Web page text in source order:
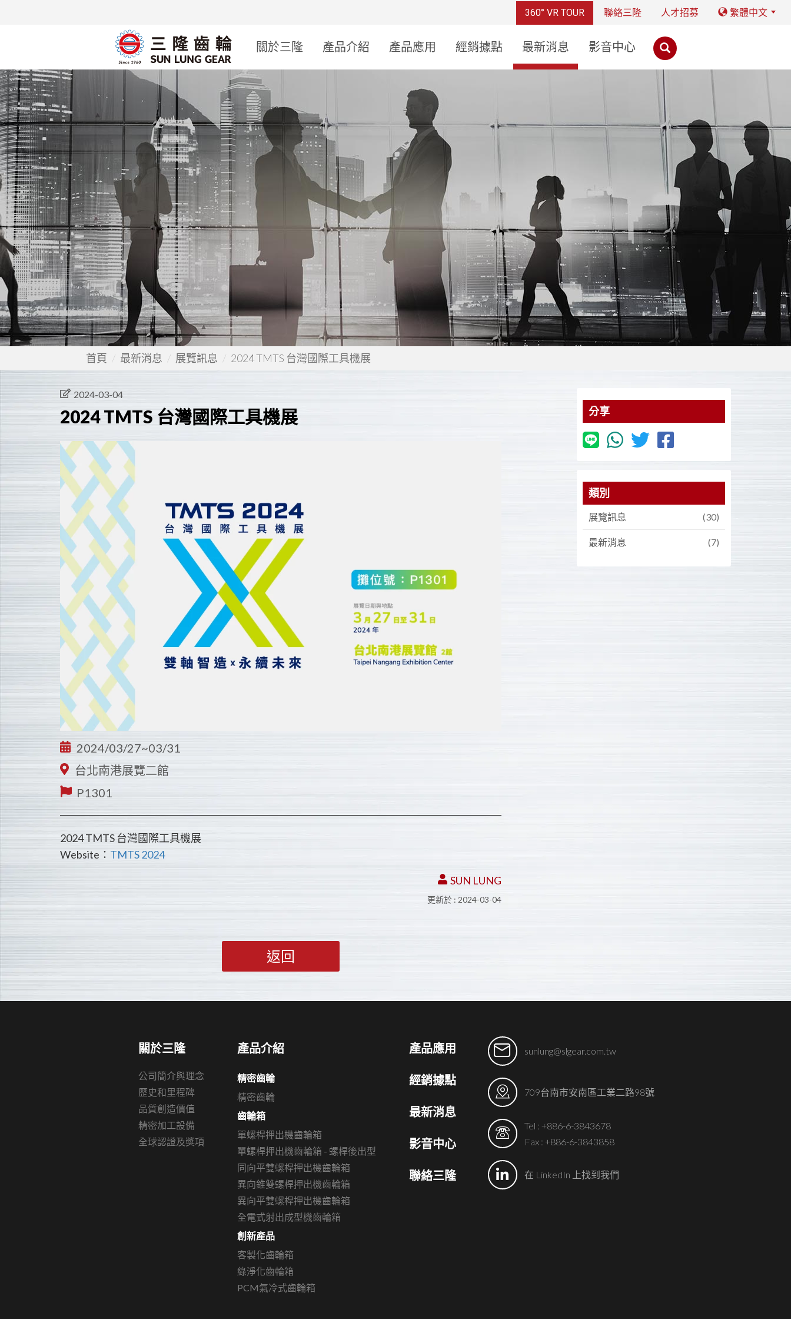
360° VR TOUR 聯絡三隆 人才招募 繁體中文
關於三隆 產品介紹 產品應用 經銷據點 最新消息 影音中心
首頁 最新消息 展覽訊息 2024 TMTS 台灣國際工具機展
2024-03-04
2024 TMTS 台灣國際工具機展
2024/03/27~03/31
台北南港展覽二館
P1301
2024 TMTS 台灣國際工具機展
Website： TMTS 2024
SUN LUNG
更新於 : 2024-03-04
返回
分享
類別
展覽訊息 (30)
最新消息 (7)
關於三隆
公司簡介與理念
歷史和里程碑
品質創造價值
精密加工設備
全球認證及獎項
產品介紹
精密齒輪
精密齒輪
齒輪箱
單螺桿押出機齒輪箱
單螺桿押出機齒輪箱 - 螺桿後出型
同向平雙螺桿押出機齒輪箱
異向錐雙螺桿押出機齒輪箱
異向平雙螺桿押出機齒輪箱
全電式射出成型機齒輪箱
創新產品
客製化齒輪箱
綠淨化齒輪箱
PCM氣冷式齒輪箱
產品應用
經銷據點
最新消息
影音中心
聯絡三隆
sunlung@slgear.com.tw
709台南市安南區工業二路98號
Tel : +886-6-3843678
Fax : +886-6-3843858
在 LinkedIn 上找到我們